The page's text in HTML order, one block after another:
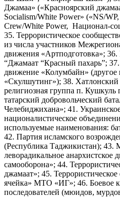
Джамаа» («Красноярский
Socialism/White Power» («NS/
Crew/White Power, Национал-
35. Террористическое
из числа участников
движения «Артподготовка»; 36.
“Джамаат “Красный пахарь”;
движение «Колумбайн» (другое
«Скулшутинг»); 38.
религиозная группа п.
татарский добровольческий
Челебиджихана»; 41.
националистическое
используемые наименования:
42. Партия исламского
(Республика Таджикистан); 43.
леворадикальное анархистское
самооборона»; 44.
джамаат»; 45.
ячейка» МТО «ИГ»; 46. Боевое
последователей (мюидов,